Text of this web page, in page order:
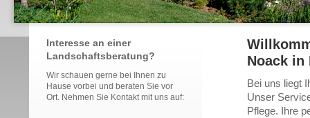
Interesse an einer
Landschaftsberatung?
Wir schauen gerne bei Ihnen zu
Hause vorbei und beraten Sie vor
Ort. Nehmen Sie Kontakt mit uns auf:
Noack in
Bei uns liegt
Unser
Pflege. Ihre